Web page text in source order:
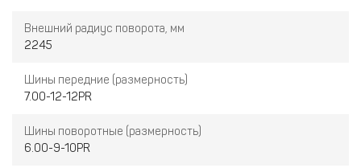
Внешний радиус поворота, мм
2245
Шины передние (размерность)
7.00-12-12PR
Шины поворотные (размерность)
6.00-9-10PR